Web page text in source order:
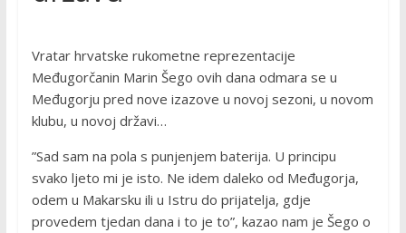
Vratar hrvatske rukometne reprezentacije
Međugorčanin Marin Šego ovih dana odmara se u
Međugorju pred nove izazove u novoj sezoni, u novom
klubu, u novoj državi…
”Sad sam na pola s punjenjem baterija. U principu
svako ljeto mi je isto. Ne idem daleko od Međugorja,
odem u Makarsku ili u Istru do prijatelja, gdje
provedem tjedan dana i to je to”, kazao nam je Šego o